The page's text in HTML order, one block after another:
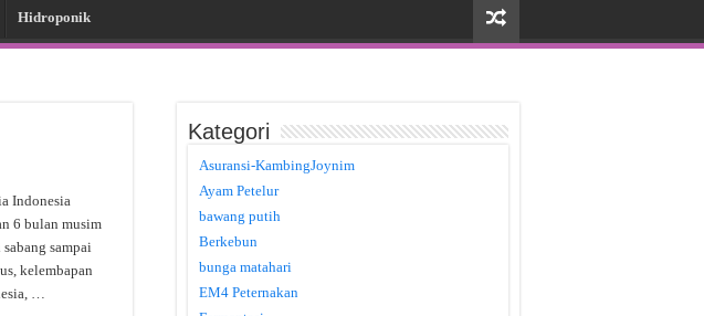
Hidroponik
Indonesia
6 bulan musim
sampai
kelembapan
…
Kategori
Asuransi-KambingJoynim
Ayam Petelur
bawang putih
Berkebun
bunga matahari
EM4 Peternakan